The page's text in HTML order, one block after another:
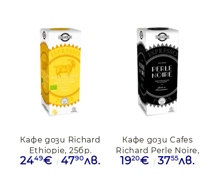
Кафе дози Richard
Ethiopie, 25бр.
2449€ 4790лв.
Кафе дози Cafes
Richard Perle Noire,
25бр.
1920€ 3755лв.